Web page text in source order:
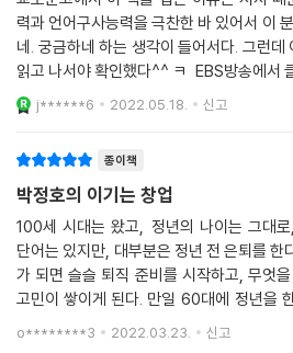
이 없다.” 나이, 배경, 자산, 학력, 성격까지
과 인품을 갖춘 사람도 있지만 버진그룹의
캄프라드처럼 ADHD를 앓는 사람도 있다.
은 없다. 뚜렷한 목표의식과 과감한 도전정
이 책에서는 창업과 관련한 다양한 속설의
는 많은 사람이 알고 있는 것과는 다른 일이
조사를 바탕으로 꼼꼼하게 작성한 사업계획
기에 좋은 것은 아니다. 때로는 직관적인 이
효과적으로 투자자와 소비자를 설득할 수
를 박차고 나올 필요도 없으며, 사기를 올린
대는” 것도 역효과를 낼 수 있다. 눈부신 아
묵묵히 단순한 업무를 하는 B급 직원이 더
력과 언어구사능력을 극찬한 바 있어서 이
네. 궁금하네 하는 생각이 들어서다. 그런
읽고 나서야 확인했다^^ ㅋ EBS방송에서
하고 있는데 그 콘텐츠라는 것이다. 자주 보
다 관심있는 분
j******6 2022.05.18. 신고
종이책
박정호의 이기는 창업
100세 시대는 왔고, 정년의 나이는 그대로, 정년이라는
단어는 있지만, 대부분은 정년 전 은퇴를 한다. 40~50
가 되면 슬슬 퇴직 준비를 시작하고, 무엇을 해야 하는지
고민이 쌓이게 된다. 만일 60대에 정년을 한다고 하여도
노후생활을 위해 10년~20년 동안 더 노
o********3 2022.03.23. 신고